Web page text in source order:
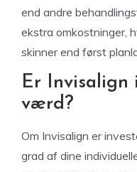
end andre
ekstra omkostninger,
skinner end først
Er Invisalign
værd?
Om Invisalign er
grad af dine